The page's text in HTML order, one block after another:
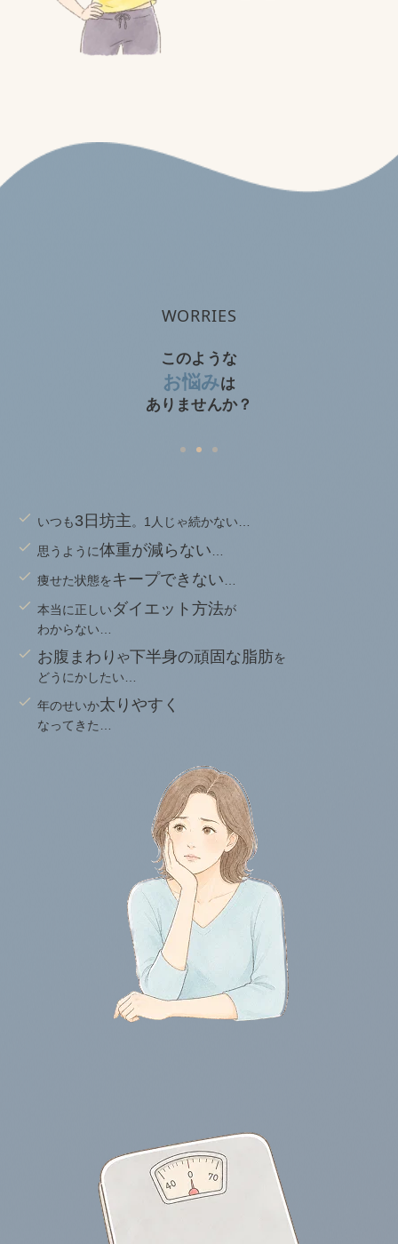
WORRIES
このような
お悩みは
ありませんか？
いつも3日坊主。1人じゃ続かない…
思うように体重が減らない
痩せた状態をキープできない
本当に正しいダイエット方法が
わからない…
お腹まわりや下半身の頑固な脂肪を
どうにかしたい…
年のせいか太りやすく
なってきた…